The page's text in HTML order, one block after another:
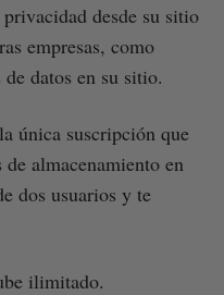
desde su sitio
empresas, como
datos en su sitio.
única suscripción que
almacenamiento en
dos usuarios y te
ilimitado.